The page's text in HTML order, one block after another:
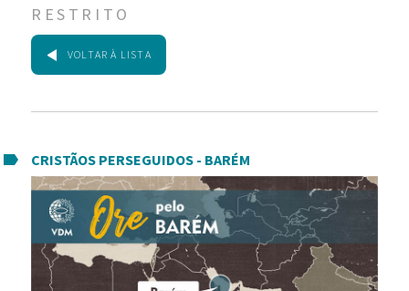
RESTRITO
VOLTAR À LISTA
CRISTÃOS PERSEGUIDOS - BARÉM